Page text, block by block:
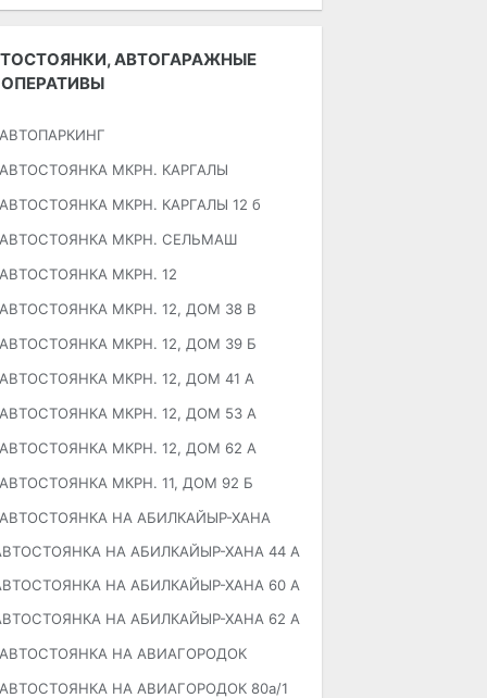
АВТОГАРАЖНЫЕ
АВТОПАРКИНГ
АВТОСТОЯНКА МКРН. КАРГАЛЫ
АВТОСТОЯНКА МКРН. КАРГАЛЫ 12 б
АВТОСТОЯНКА МКРН. СЕЛЬМАШ
АВТОСТОЯНКА МКРН. 12
АВТОСТОЯНКА МКРН. 12, ДОМ 38 В
АВТОСТОЯНКА МКРН. 12, ДОМ 39 Б
АВТОСТОЯНКА МКРН. 12, ДОМ 41 А
АВТОСТОЯНКА МКРН. 12, ДОМ 53 А
АВТОСТОЯНКА МКРН. 12, ДОМ 62 А
АВТОСТОЯНКА МКРН. 11, ДОМ 92 Б
АВТОСТОЯНКА НА АБИЛКАЙЫР-ХАНА
НА АБИЛКАЙЫР-ХАНА 44 А
НА АБИЛКАЙЫР-ХАНА 60 А
НА АБИЛКАЙЫР-ХАНА 62 А
АВТОСТОЯНКА НА АВИАГОРОДОК
АВТОСТОЯНКА НА АВИАГОРОДОК 80а/1